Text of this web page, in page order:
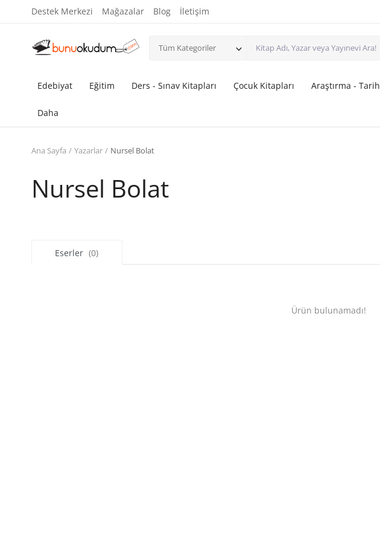
Destek Merkezi Mağazalar Blog İletişim
Tüm Kategoriler
Edebiyat Eğitim Ders - Sınav Kitapları Çocuk Kitapları Araştırma - Tarih
Daha
Ana Sayfa Yazarlar Nursel Bolat
Nursel Bolat
Eserler (0)
Ürün bulunamadı!